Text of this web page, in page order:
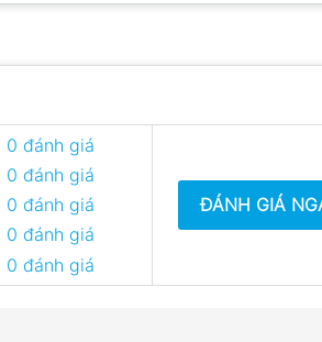
| 0 đánh giá
| 0 đánh giá
| 0 đánh giá
| 0 đánh giá
| 0 đánh giá
ĐÁNH GIÁ